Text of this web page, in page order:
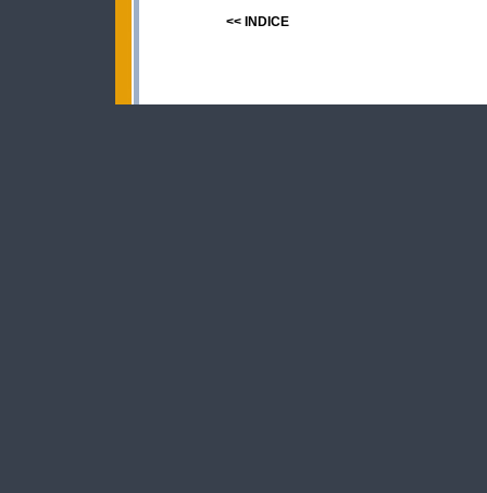
<< INDICE